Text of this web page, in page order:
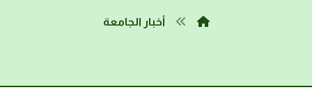
أخبار الجامعة